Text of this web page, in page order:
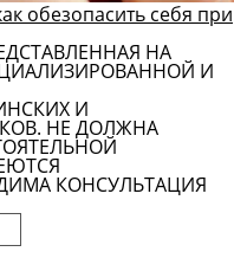
обезопасить себя при
НА
И
И
НЕ ДОЛЖНА
КОНСУЛЬТАЦИЯ